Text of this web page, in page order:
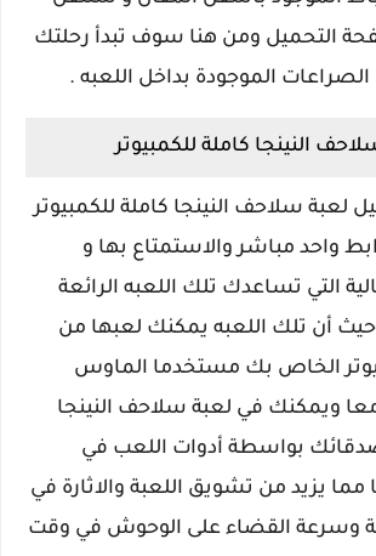
التحميل ومن هنا سوف تبدأ رحلتك
الموجودة بداخل اللعبه .
النينجا كاملة للكمبيوتر
لعبة سلاحف النينجا كاملة للكمبيوتر
واحد مباشر والاستمتاع بها و
التي تساعدك تلك اللعبه الرائعة
حيث أن تلك اللعبه يمكنك لعبها من
الخاص بك مستخدما الماوس
معا ويمكنك في لعبة سلاحف النينجا
بواسطة أدوات اللعب في
يزيد من تشويق اللعبة والاثارة في
وسرعة القضاء على الوحوش في وقت